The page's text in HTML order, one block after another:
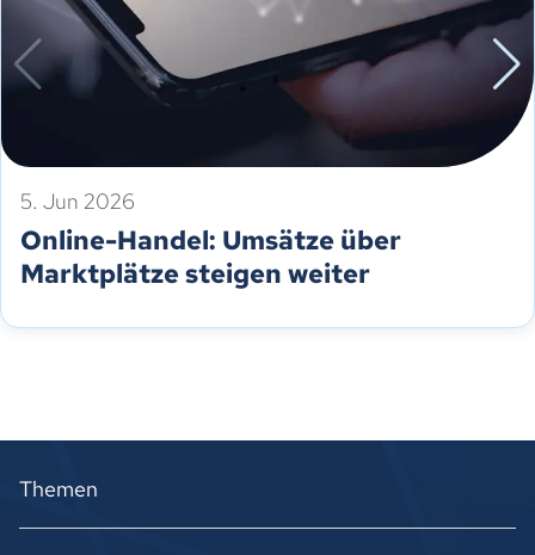
5. Jun 2026
Online-Handel: Umsätze über
Marktplätze steigen weiter
Themen